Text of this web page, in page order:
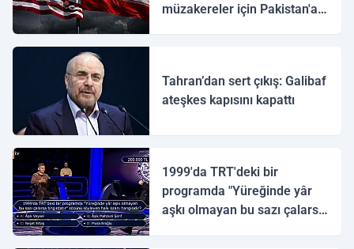
müzakereler için Pakistan'a
Tahran’dan sert çıkış: Galibaf
ateşkes kapısını kapattı
1999'da TRT'deki bir
programda "Yüreğinde yâr
aşkı olmayan bu sazı çalarsa